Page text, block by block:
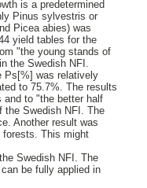
is a predetermined
Pinus sylvestris or
Picea abies) was
yield tables for the
"the young stands of
the Swedish NFI.
Ps[%] was relatively
to 75.7%. The results
and to "the better half
the Swedish NFI. The
Another result was
forests. This might
Swedish NFI. The
be fully applied in